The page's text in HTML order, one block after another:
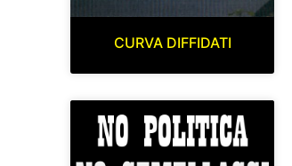
CURVA DIFFIDATI